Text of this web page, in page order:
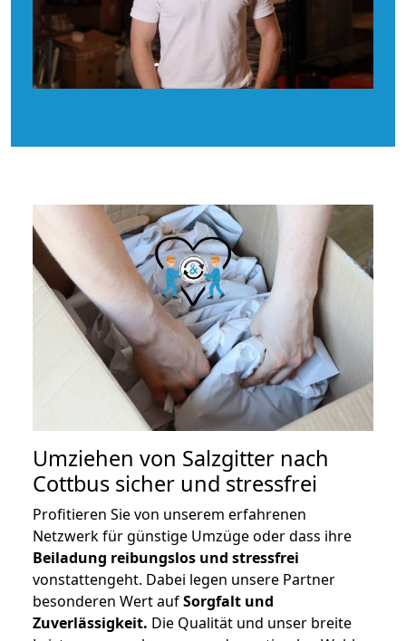
Umziehen von Salzgitter nach
Cottbus sicher und stressfrei
Profitieren Sie von unserem erfahrenen
Netzwerk für günstige Umzüge oder dass ihre
Beiladung reibungslos und stressfrei
vonstattengeht. Dabei legen unsere Partner
besonderen Wert aufSorgfalt und
Zuverlässigkeit. Die Qualität und unser breite